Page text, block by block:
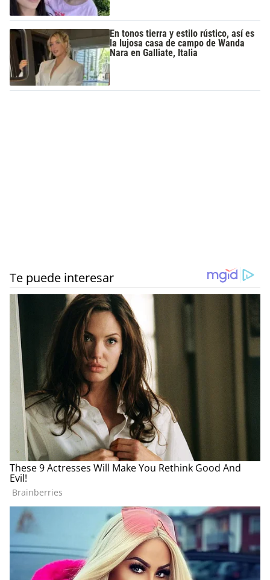
En tonos tierra y estilo rústico, así es
la lujosa casa de campo de Wanda
Nara en Galliate, Italia